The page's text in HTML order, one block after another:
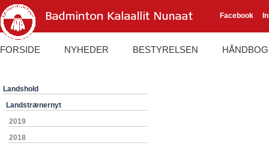
Facebook
FORSIDE NYHEDER BESTYRELSEN HÅNDBOG
Landshold
Landstrænernyt
2019
2018